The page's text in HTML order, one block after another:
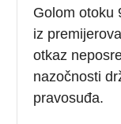
Golom otoku
iz
otkaz
nazočnosti
pravosuđa.